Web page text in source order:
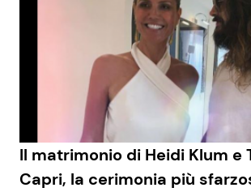
Il matrimonio di Heidi Klum e
Capri, la cerimonia più